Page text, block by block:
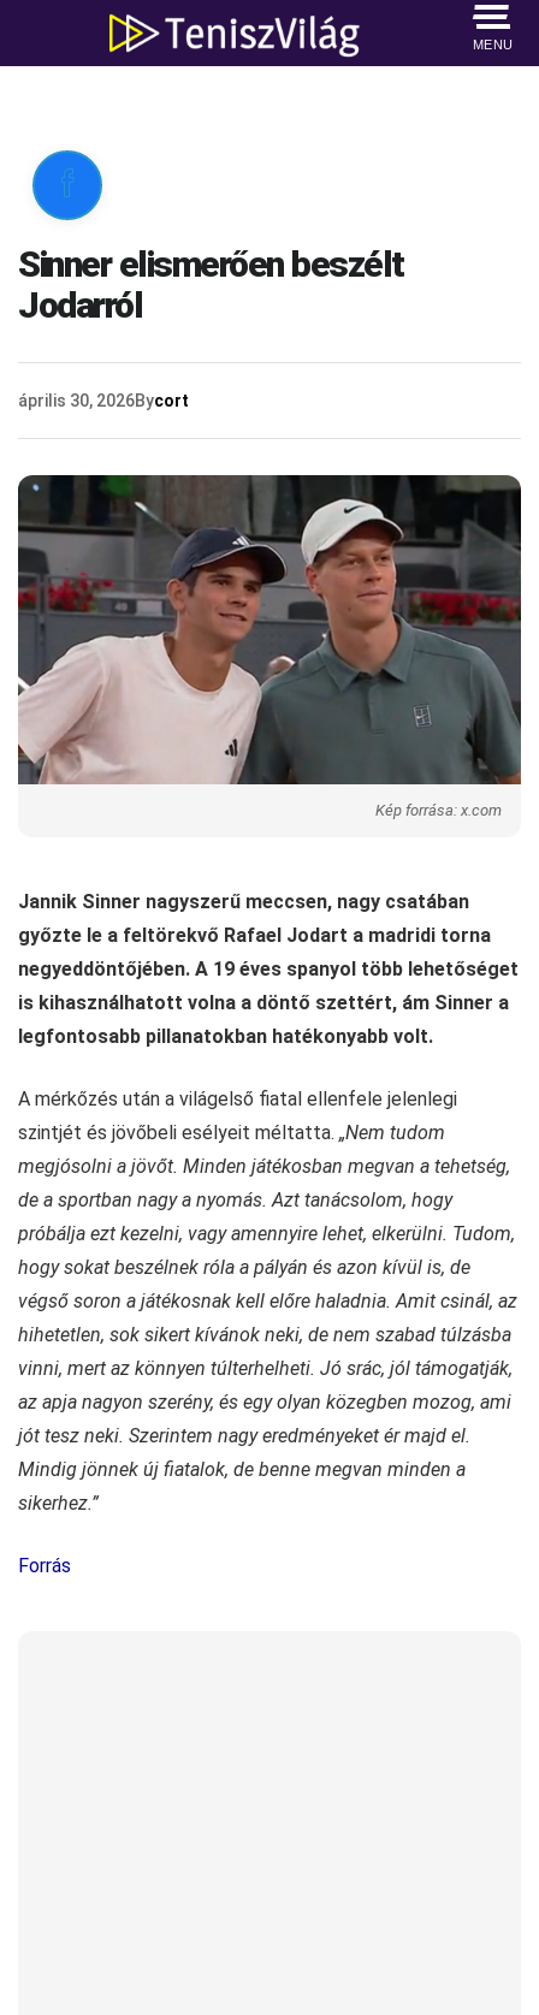
MENU

Sinner elismerően beszélt
Jodarról
április 30, 2026Bycort
Kép forrása: x.com
Jannik Sinner nagyszerű meccsen, nagy csatában
győzte le a feltörekvő Rafael Jodart a madridi torna
negyeddöntőjében. A 19 éves spanyol több lehetőséget
is kihasználhatott volna a döntő szettért, ám Sinner a
legfontosabb pillanatokban hatékonyabb volt.
A mérkőzés után a világelső fiatal ellenfele jelenlegi
szintjét és jövőbeli esélyeit méltatta. „Nem tudom
megjósolni a jövőt. Minden játékosban megvan a tehetség,
de a sportban nagy a nyomás. Azt tanácsolom, hogy
próbálja ezt kezelni, vagy amennyire lehet, elkerülni. Tudom,
hogy sokat beszélnek róla a pályán és azon kívül is, de
végső soron a játékosnak kell előre haladnia. Amit csinál, az
hihetetlen, sok sikert kívánok neki, de nem szabad túlzásba
vinni, mert az könnyen túlterhelheti. Jó srác, jól támogatják,
az apja nagyon szerény, és egy olyan közegben mozog, ami
jót tesz neki. Szerintem nagy eredményeket ér majd el.
Mindig jönnek új fiatalok, de benne megvan minden a
sikerhez.”
Forrás